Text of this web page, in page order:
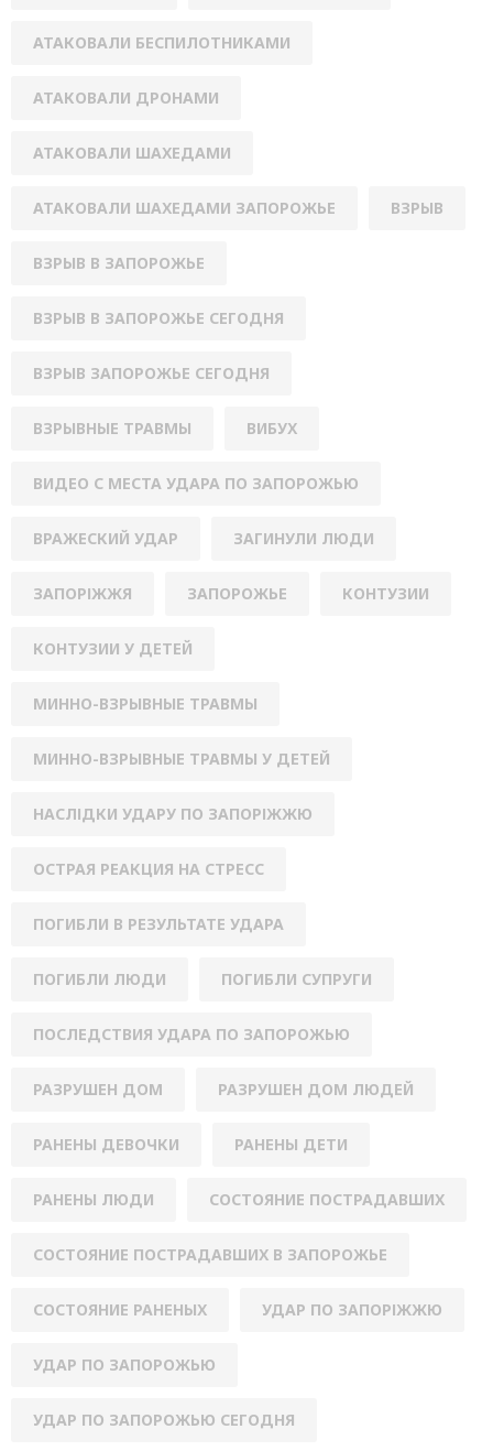
АТАКОВАЛИ БЕСПИЛОТНИКАМИ
АТАКОВАЛИ ДРОНАМИ
АТАКОВАЛИ ШАХЕДАМИ
АТАКОВАЛИ ШАХЕДАМИ ЗАПОРОЖЬЕ ВЗРЫВ
ВЗРЫВ В ЗАПОРОЖЬЕ
ВЗРЫВ В ЗАПОРОЖЬЕ СЕГОДНЯ
ВЗРЫВ ЗАПОРОЖЬЕ СЕГОДНЯ
ВЗРЫВНЫЕ ТРАВМЫ ВИБУХ
ВИДЕО С МЕСТА УДАРА ПО ЗАПОРОЖЬЮ
ВРАЖЕСКИЙ УДАР ЗАГИНУЛИ ЛЮДИ
ЗАПОРІЖЖЯ ЗАПОРОЖЬЕ КОНТУЗИИ
КОНТУЗИИ У ДЕТЕЙ
МИННО-ВЗРЫВНЫЕ ТРАВМЫ
МИННО-ВЗРЫВНЫЕ ТРАВМЫ У ДЕТЕЙ
НАСЛІДКИ УДАРУ ПО ЗАПОРІЖЖЮ
ОСТРАЯ РЕАКЦИЯ НА СТРЕСС
ПОГИБЛИ В РЕЗУЛЬТАТЕ УДАРА
ПОГИБЛИ ЛЮДИ ПОГИБЛИ СУПРУГИ
ПОСЛЕДСТВИЯ УДАРА ПО ЗАПОРОЖЬЮ
РАЗРУШЕН ДОМ РАЗРУШЕН ДОМ ЛЮДЕЙ
РАНЕНЫ ДЕВОЧКИ РАНЕНЫ ДЕТИ
РАНЕНЫ ЛЮДИ СОСТОЯНИЕ ПОСТРАДАВШИХ
СОСТОЯНИЕ ПОСТРАДАВШИХ В ЗАПОРОЖЬЕ
СОСТОЯНИЕ РАНЕНЫХ УДАР ПО ЗАПОРІЖЖЮ
УДАР ПО ЗАПОРОЖЬЮ
УДАР ПО ЗАПОРОЖЬЮ СЕГОДНЯ